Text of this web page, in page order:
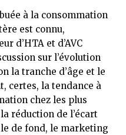
à la consommation
est connu,
d’HTA et d’AVC
sur l’évolution
la tranche d’âge et le
certes, la tendance à
chez les plus
réduction de l’écart
de fond, le marketing